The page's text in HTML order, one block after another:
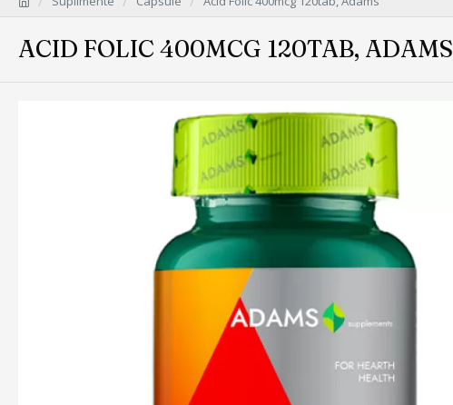
ACID FOLIC 400MCG 120TAB, ADAMS